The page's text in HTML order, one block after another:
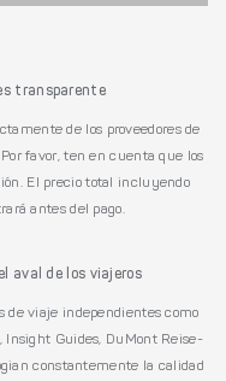
transparente
de los proveedores de
favor, ten en cuenta que los
El precio total incluyendo
antes del pago.
aval de los viajeros
de viaje independientes como
Insight Guides, DuMont Reise-
constantemente la calidad